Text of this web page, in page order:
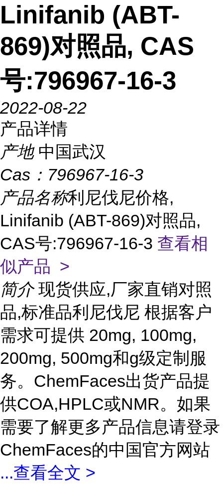
Linifanib (ABT-
869)对照品, CAS
号:796967-16-3
2022-08-22
产品详情
产地 中国武汉
Cas： 796967-16-3
产品名称利尼伐尼价格,
Linifanib (ABT-869)对照品,
CAS号:796967-16-3 查看相
似产品 >
简介 现货供应,厂家直销对照
品,标准品利尼伐尼 根据客户
需求可提供 20mg, 100mg,
200mg, 500mg和g级定制服
务。ChemFaces出货产品提
供COA,HPLC或NMR。如果
需要了解更多产品信息请登录
ChemFaces的中国官方网站
...查看全文 >